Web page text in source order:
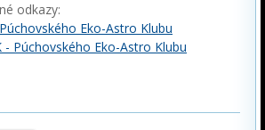
odkazy:
Eko-Astro Klubu
- Púchovského Eko-Astro Klubu